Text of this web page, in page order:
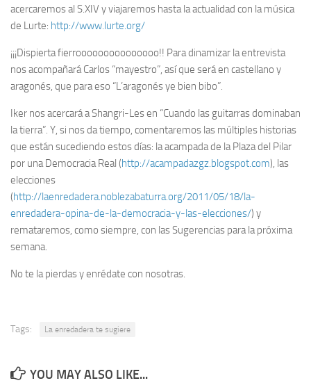
acercaremos al S.XIV y viajaremos hasta la actualidad con la música
de Lurte: http://www.lurte.org/
¡¡¡Dispierta fierrooooooooooooooo!! Para dinamizar la entrevista
nos acompañará Carlos “mayestro”, así que será en castellano y
aragonés, que para eso “L’aragonés ye bien bibo”.
Iker nos acercará a Shangri-Les en “Cuando las guitarras dominaban
la tierra”. Y, si nos da tiempo, comentaremos las múltiples historias
que están sucediendo estos días: la acampada de la Plaza del Pilar
por una Democracia Real (http://acampadazgz.blogspot.com), las
elecciones
(http://laenredadera.noblezabaturra.org/2011/05/18/la-
enredadera-opina-de-la-democracia-y-las-elecciones/) y
remataremos, como siempre, con las Sugerencias para la próxima
semana.
No te la pierdas y enrédate con nosotras.
Tags: La enredadera te sugiere
YOU MAY ALSO LIKE...